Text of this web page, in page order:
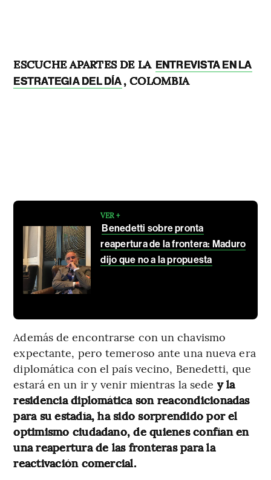
ESCUCHE APARTES DE LA ENTREVISTA EN LA
ESTRATEGIA DEL DÍA, COLOMBIA
VER +
Benedetti sobre pronta
reapertura de la frontera: Maduro
dijo que no a la propuesta
Además de encontrarse con un chavismo
expectante, pero temeroso ante una nueva era
diplomática con el país vecino, Benedetti, que
estará en un ir y venir mientras la sede y la
residencia diplomática son reacondicionadas
para su estadía, ha sido sorprendido por el
optimismo ciudadano, de quienes confían en
una reapertura de las fronteras para la
reactivación comercial.